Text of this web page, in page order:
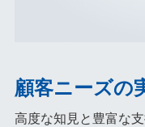
顧客ニーズの
高度な知見と豊富な